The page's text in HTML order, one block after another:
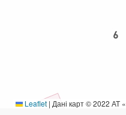
Leaflet | Дані карт © 2022 АТ «